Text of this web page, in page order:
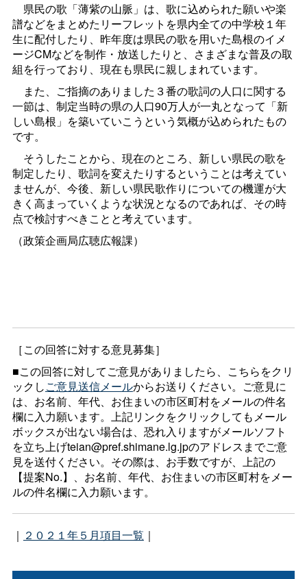
県民の歌「薄紫の山脈」は、歌に込められた願いや楽
譜などをまとめたリーフレットを県内全ての中学校１年
生に配付したり、昨年度は県民の歌を用いた島根のイメ
ージCMなどを制作・放送したりと、さまざまな普及の取
組を行っており、現在も県民に親しまれています。
また、ご指摘のありました３番の歌詞の人口に関する
一節は、制定当時の県の人口90万人が一丸となって「新
しい島根」を築いていこうという気概が込められたもの
です。
そうしたことから、現在のところ、新しい県民の歌を
制定したり、歌詞を変えたりするということは考えてい
ませんが、今後、新しい県民歌作りについての機運が大
きく高まっていくような状況となるのであれば、その時
点で検討すべきことと考えています。
（政策企画局広聴広報課）
［この回答に対する意見募集］
■この回答に対してご意見がありましたら、こちらをクリ
ックしご意見送信メールからお送りください。ご意見に
は、お名前、年代、お住まいの市区町村をメールの件名
欄に入力願います。上記リンクをクリックしてもメール
ボックスが出ない場合は、恐れ入りますがメールソフト
を立ち上げteian@pref.shimane.lg.jpのアドレスまでご意
見を送付ください。その際は、お手数ですが、上記の
【提案No.】、お名前、年代、お住まいの市区町村をメー
ルの件名欄に入力願います。
｜ ２０２１年５月項目一覧 ｜